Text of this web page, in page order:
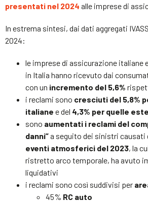
presentati nel 2024 alle imprese di
In estrema sintesi, dai dati aggregati
2024:
le imprese di assicurazione italiane
in Italia hanno ricevuto dai
con un incremento del 5,6%
i reclami sono cresciuti del 5,8%
italiane e del 4,3% per quelle
sono aumentati i reclami del
danni”a seguito dei sinistri causati
eventi atmosferici del 2023, la
ristretto arco temporale, ha avuto
liquidativi
i reclami sono così suddivisi per
45% RC auto